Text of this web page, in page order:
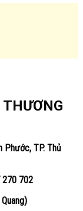
Phước, TP. Thủ
270 702